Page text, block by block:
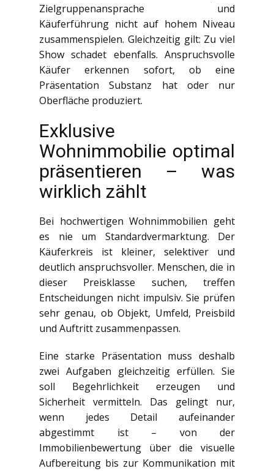
Zielgruppenansprache und
Käuferführung nicht auf hohem Niveau
zusammenspielen. Gleichzeitig gilt: Zu viel
Show schadet ebenfalls. Anspruchsvolle
Käufer erkennen sofort, ob eine
Präsentation Substanz hat oder nur
Oberfläche produziert.
Exklusive
Wohnimmobilie optimal
präsentieren – was
wirklich zählt
Bei hochwertigen Wohnimmobilien geht
es nie um Standardvermarktung. Der
Käuferkreis ist kleiner, selektiver und
deutlich anspruchsvoller. Menschen, die in
dieser Preisklasse suchen, treffen
Entscheidungen nicht impulsiv. Sie prüfen
sehr genau, ob Objekt, Umfeld, Preisbild
und Auftritt zusammenpassen.
Eine starke Präsentation muss deshalb
zwei Aufgaben gleichzeitig erfüllen. Sie
soll Begehrlichkeit erzeugen und
Sicherheit vermitteln. Das gelingt nur,
wenn jedes Detail aufeinander
abgestimmt ist – von der
Immobilienbewertung über die visuelle
Aufbereitung bis zur Kommunikation mit